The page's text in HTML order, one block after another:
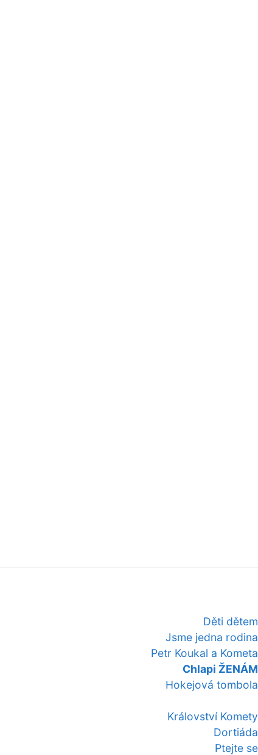
Děti dětem
Jsme jedna rodina
Petr Koukal a Kometa
Chlapi ŽENÁM
Hokejová tombola
Království Komety
Dortiáda
Ptejte se